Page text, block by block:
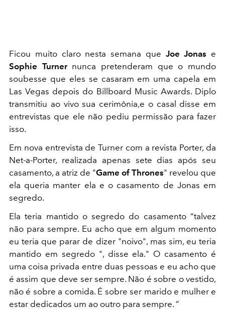
Ficou muito claro nesta semana que Joe Jonas e
Sophie Turnernunca pretenderam que o mundo
soubesse que eles se casaram em uma capela em
Las Vegas depois do Billboard Music Awards. Diplo
transmitiu ao vivo sua cerimônia,e o casal disse em
entrevistas que ele não pediu permissão para fazer
isso.
Em nova entrevista de Turner com a revista Porter, da
Net-a-Porter, realizada apenas sete dias após seu
casamento, a atriz de "Game of Thrones" revelou que
ela queria manter ela e o casamento de Jonas em
segredo.
Ela teria mantido o segredo do casamento “talvez
não para sempre. Eu acho que em algum momento
eu teria que parar de dizer "noivo", mas sim, eu teria
mantido em segredo ", disse ela." O casamento é
uma coisa privada entre duas pessoas e eu acho que
é assim que deve ser sempre. Não é sobre o vestido,
não é sobre a comida. É sobre ser marido e mulher e
estar dedicados um ao outro para sempre. ”